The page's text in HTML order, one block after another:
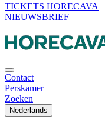
TICKETS HORECAVA
NIEUWSBRIEF
Contact
Perskamer
Zoeken
Nederlands